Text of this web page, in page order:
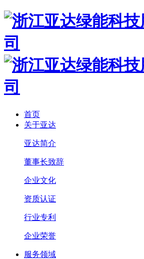
首页
关于亚达
亚达简介
董事长致辞
企业文化
资质认证
行业专利
企业荣誉
服务领域